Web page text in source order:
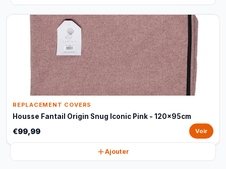
REPLACEMENT COVERS
Housse Fantail Origin Snug Iconic Pink - 120x95cm
€99,99 Voir
Ajouter